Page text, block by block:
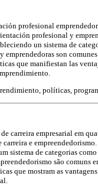
profesional
profesional y
un sistema de
son
que manifiestan las
políticas,
carreira empresarial em
carreira e
sistema de categorias
são comuns
que mostram as